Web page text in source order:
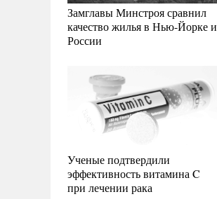
Замглавы Минстроя сравнил
качество жилья в Нью-Йорке и
России
Ученые подтвердили
эффективность витамина C
при лечении рака